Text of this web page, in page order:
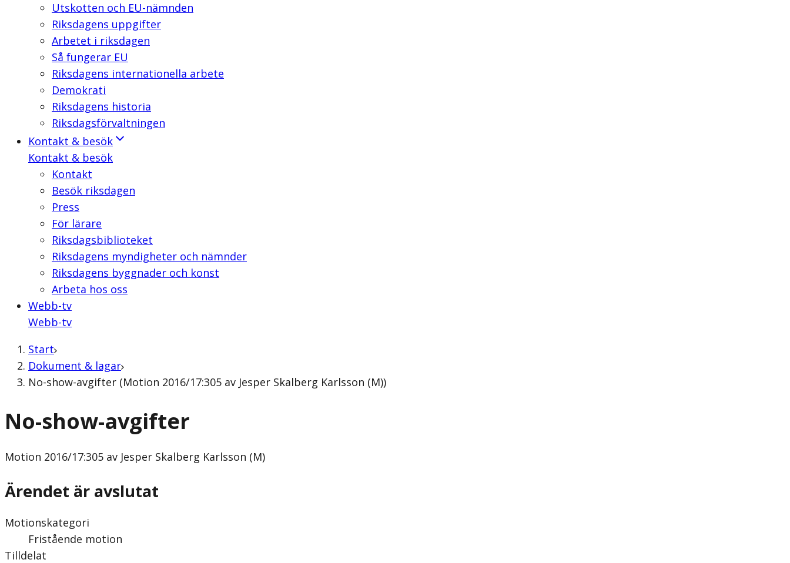
Utskotten och EU-nämnden
Riksdagens uppgifter
Arbetet i riksdagen
Så fungerar EU
Riksdagens internationella arbete
Demokrati
Riksdagens historia
Riksdagsförvaltningen
Kontakt & besök
Kontakt & besök
Kontakt
Besök riksdagen
Press
För lärare
Riksdagsbiblioteket
Riksdagens myndigheter och nämnder
Riksdagens byggnader och konst
Arbeta hos oss
Webb-tv
Webb-tv
Start
Dokument & lagar
No-show-avgifter (Motion 2016/17:305 av Jesper Skalberg Karlsson (M))
No-show-avgifter
Motion 2016/17:305 av Jesper Skalberg Karlsson (M)
Ärendet är avslutat
Motionskategori
Fristående motion
Tilldelat